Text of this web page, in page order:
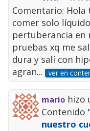
Comentario: Hola
comer solo
pertuberancia en
pruebas xq me
dura y salí con
agran...
ver en
mario hizo
Contenido
nuestro